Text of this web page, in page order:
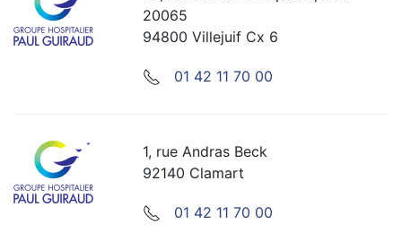
20065
94800 Villejuif Cx 6
01 42 11 70 00
1, rue Andras Beck
92140 Clamart
01 42 11 70 00